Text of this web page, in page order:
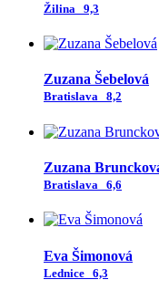
Žilina 9,3
Zuzana Šebelová
Bratislava 8,2
Zuzana
Bratislava 6,6
Eva Šimonová
Lednice 6,3